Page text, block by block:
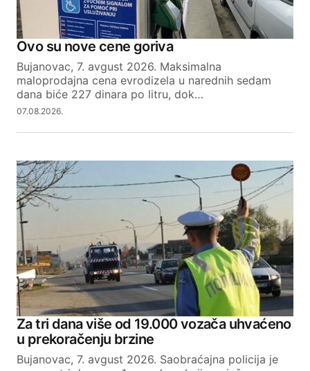
Ovo su nove cene goriva
Bujanovac, 7. avgust 2026. Maksimalna
maloprodajna cena evrodizela u narednih sedam
dana biće 227 dinara po litru, dok…
07.08.2026.
Za tri dana više od 19.000 vozača uhvaćeno
u prekoračenju brzine
Bujanovac, 7. avgust 2026. Saobraćajna policija je